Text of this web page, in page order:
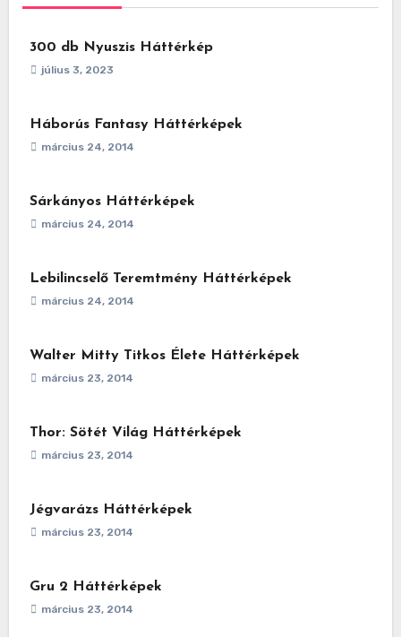
300 db Nyuszis Háttérkép
július 3, 2023
Háborús Fantasy Háttérképek
március 24, 2014
Sárkányos Háttérképek
március 24, 2014
Lebilincselő Teremtmény Háttérképek
március 24, 2014
Walter Mitty Titkos Élete Háttérképek
március 23, 2014
Thor: Sötét Világ Háttérképek
március 23, 2014
Jégvarázs Háttérképek
március 23, 2014
Gru 2 Háttérképek
március 23, 2014